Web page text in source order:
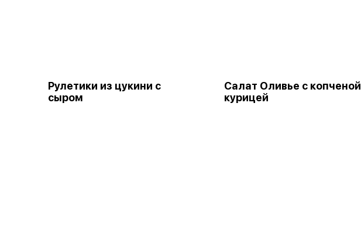
Рулетики из цукини с
сыром
Салат Оливье с копченой
курицей